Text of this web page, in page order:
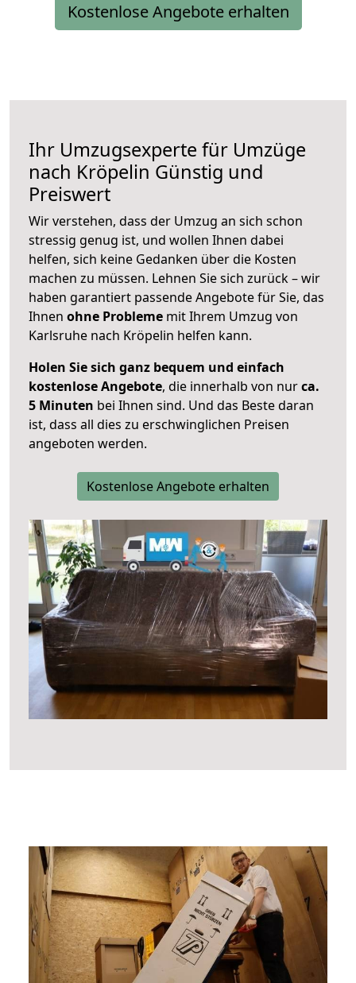
Kostenlose Angebote erhalten
Ihr Umzugsexperte für Umzüge
nach Kröpelin Günstig und
Preiswert
Wir verstehen, dass der Umzug an sich schon
stressig genug ist, und wollen Ihnen dabei
helfen, sich keine Gedanken über die Kosten
machen zu müssen. Lehnen Sie sich zurück – wir
haben garantiert passende Angebote für Sie, das
Ihnen ohne Probleme mit Ihrem Umzug von
Karlsruhe nach Kröpelin helfen kann.
Holen Sie sich ganz bequem und einfach
kostenlose Angebote, die innerhalb von nurca.
5 Minuten bei Ihnen sind. Und das Beste daran
ist, dass all dies zu erschwinglichen Preisen
angeboten werden.
Kostenlose Angebote erhalten